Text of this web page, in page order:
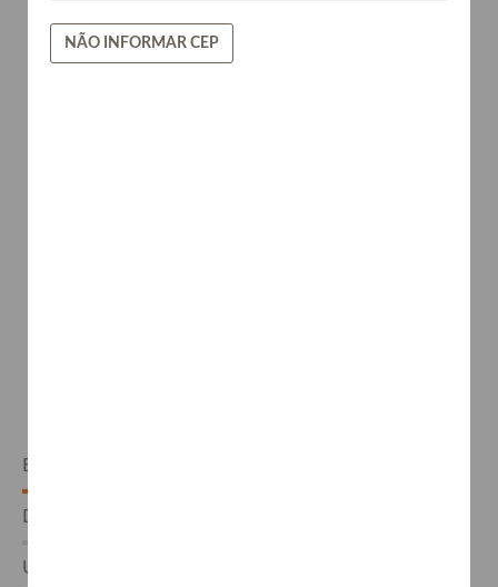
Grafito - Chapa de MDF Arauco
ESPECIFICAÇÕES
DETALHES DO PRODUTO
USO E APLICAÇÕES
NÃO INFORMAR CEP